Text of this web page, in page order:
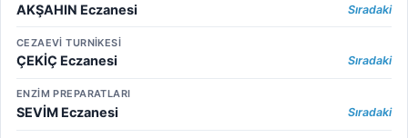
AKŞAHIN Eczanesi Sıradaki
CEZAEVİ TURNİKESİ
ÇEKİÇ Eczanesi Sıradaki
ENZİM PREPARATLARI
SEVİM Eczanesi Sıradaki